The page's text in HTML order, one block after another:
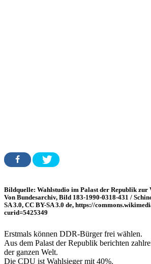
Bildquelle: Wahlstudio im Palast der Republik zur
Von Bundesarchiv, Bild 183-1990-0318-431 /
SA 3.0, CC BY-SA 3.0 de, https://
curid=5425349
Erstmals können DDR-Bürger frei wählen.
Aus dem Palast der Republik berichten
der ganzen Welt.
Die CDU ist Wahlsieger mit 40%.